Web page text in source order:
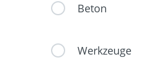
Beton
Werkzeuge